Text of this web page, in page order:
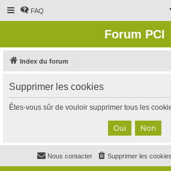
FAQ
Forum PCI
Index du forum
Supprimer les cookies
Êtes-vous sûr de vouloir supprimer tous les
Supprimer les cookies
Nous contacter